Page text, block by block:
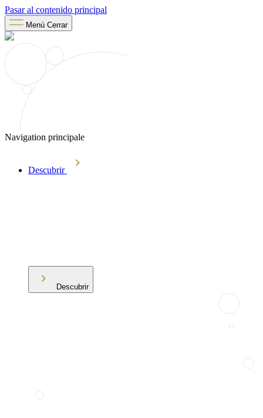
Pasar al contenido principal
Menú Cerrar
Navigation principale
Descubrir
Descubrir